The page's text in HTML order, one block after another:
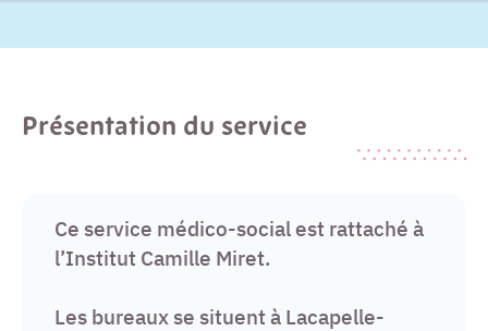
Présentation du service
Ce service médico-social est rattaché à
l’Institut Camille Miret.
Les bureaux se situent à Lacapelle-